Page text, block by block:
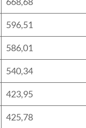
596,51
586,01
540,34
423,95
425,78